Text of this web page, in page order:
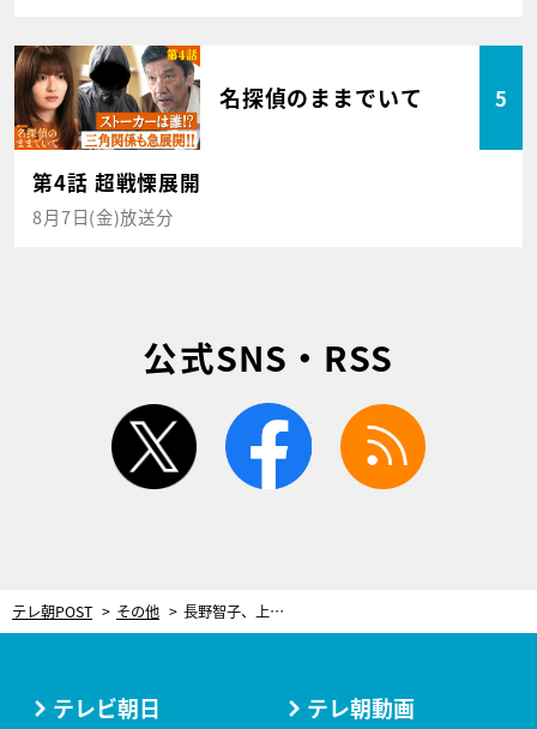
名探偵のままでいて 5
第4話 超戦慄展開
8月7日(金)放送分
公式SNS・RSS
twitter facebook
テレ朝POST その他 長野智子、上智で出会った青春時代の同級生男子の「今」を知り涙！
テレビ朝日 テレ朝動画